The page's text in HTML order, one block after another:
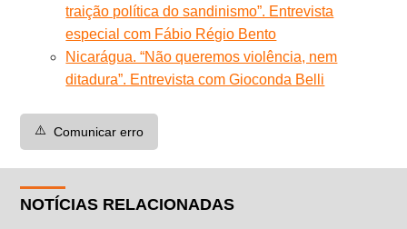
traição política do sandinismo”. Entrevista
especial com Fábio Régio Bento
Nicarágua. “Não queremos violência, nem
ditadura”. Entrevista com Gioconda Belli
⚠️ Comunicar erro
NOTÍCIAS RELACIONADAS